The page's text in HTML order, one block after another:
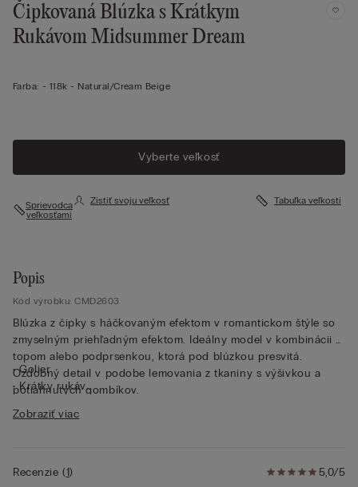
Čipkovaná Blúzka s Krátkym
Rukávom Midsummer Dream
Farba: - 118k - Natural/cream Beige
Vyberte veľkosť
Sprievodca
veľkosťami
Zistiť svoju veľkosť Tabuľka veľkostí
Popis
Kód výrobku: CMD2603
Blúzka z čipky s háčkovaným efektom v romantickom štýle so
zmyselným priehľadným efektom. Ideálny model v kombinácii s
topom alebo podprsenkou, ktorá pod blúzkou presvitá.
Ozdobný detail v podobe lemovania z tkaniny s výšivkou a
potiahnutých gombíkov.
• Golier
• Krátky rukáv
• Modelka je vysoká 175 cm a nosí veľkosť S
Zobraziť viac
5,0/5
Recenzie(1)